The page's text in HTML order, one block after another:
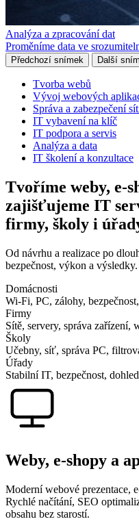
Analýza a zpracování dat
Proměníme data ve
Předchozí snímek Další
Tvorba webů
Vývoj webových
Správa a zabezpečení
IT vybavení na klíč
IT podpora a servis
Analýza a data
IT školení a konzultace
Tvoříme weby, e-
zajišťujeme IT
firmy, školy i
Od návrhu a realizace po
bezpečnost, výkon a výsledky.
Domácnosti
Wi-Fi, PC, zálohy,
Firmy
Sítě, servery, správa zařízení,
Školy
Učebny, síť, správa PC,
Úřady
Stabilní IT, bezpečnost,
Weby, e-shopy a
Moderní webové prezentace,
Rychlé načítání, SEO
obsahu bez starostí.